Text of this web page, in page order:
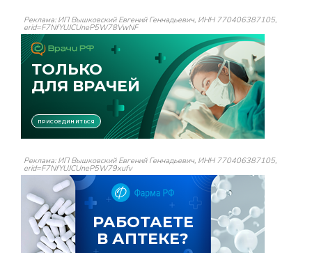
Реклама: ИП Вышковский Евгений Геннадьевич, ИНН 770406387105,
erid=F7NfYUJCUneP5W78VwNF
Реклама: ИП Вышковский Евгений Геннадьевич, ИНН 770406387105,
erid=F7NfYUJCUneP5W79xufv